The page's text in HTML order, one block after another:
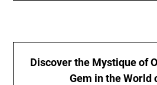
Discover the Mystique of
Gem in the World